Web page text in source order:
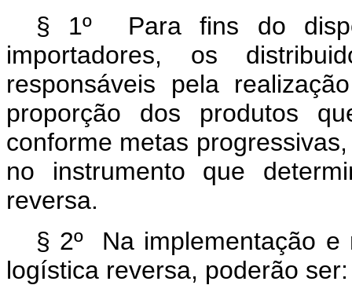
§ 1º Para fins do
importadores, os
responsáveis pela
proporção dos produtos
conforme metas
no instrumento que
reversa.
§ 2º Na implementação e
logística reversa, poderão ser: